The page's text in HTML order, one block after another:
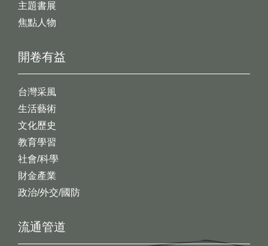
開卷有益
台灣采風
生活藝術
文化歷史
教育學習
社會/科學
財金產業
政治/外交/國防
主題書展
焦點人物
流通管道